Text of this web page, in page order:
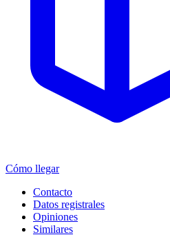
Cómo llegar
Contacto
Datos registrales
Opiniones
Similares